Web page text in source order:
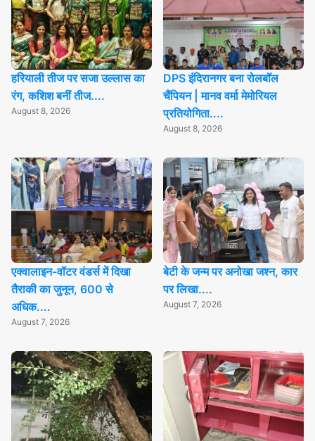
हरियाली तीज पर सजा उल्लास का
रंग, कशिश बनीं तीज....
August 8, 2026
DPS इंदिरानगर बना रोलबॉल
चैंपियन | मानव वर्मा मेमोरियल
प्रतियोगिता....
August 8, 2026
एक्वालाइन-वॉटर वंडर्स में दिखा
तैराकी का जुनून, 600 से
अधिक....
August 7, 2026
बेटी के जन्म पर अनोखा जश्न, कार
पर लिखा....
August 7, 2026